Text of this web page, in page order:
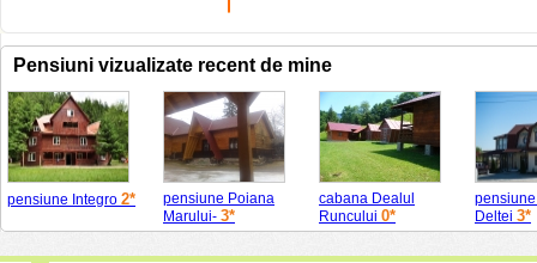
Pensiuni vizualizate recent de mine
pensiune Integro 2*
pensiune Poiana
Marului- 3*
cabana Dealul
Runcului 0*
Deltei 3*